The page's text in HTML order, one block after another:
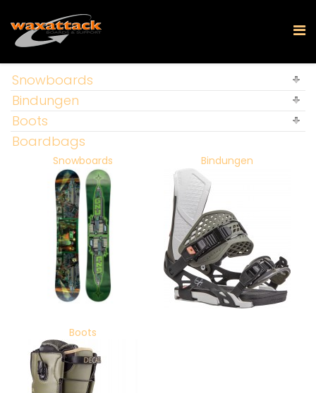
Snowboards
Bindungen
Boots
Boardbags
Snowboards Bindungen
Boots